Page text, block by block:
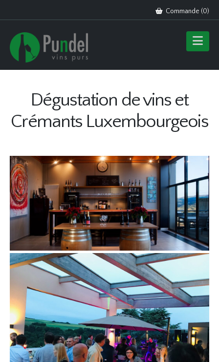
Commande (0)
Dégustation de vins et
Crémants Luxembourgeois